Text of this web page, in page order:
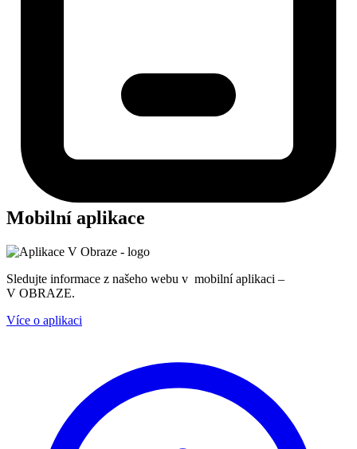
Mobilní aplikace
Sledujte informace z našeho webu v mobilní aplikaci –
V OBRAZE.
Více o aplikaci